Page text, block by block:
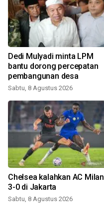
Dedi Mulyadi minta LPM
bantu dorong percepatan
pembangunan desa
Sabtu, 8 Agustus 2026
Chelsea kalahkan AC Milan
3-0 di Jakarta
Sabtu, 8 Agustus 2026